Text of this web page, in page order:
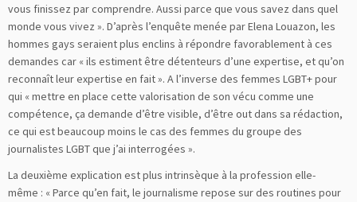
vous finissez par comprendre. Aussi parce que vous savez dans quel
monde vous vivez ». D’après l’enquête menée par Elena Louazon, les
hommes gays seraient plus enclins à répondre favorablement à ces
demandes car « ils estiment être détenteurs d’une expertise, et qu’on
reconnaît leur expertise en fait ». A l’inverse des femmes LGBT+ pour
qui « mettre en place cette valorisation de son vécu comme une
compétence, ça demande d’être visible, d’être out dans sa rédaction,
ce qui est beaucoup moins le cas des femmes du groupe des
journalistes LGBT que j’ai interrogées ».
La deuxième explication est plus intrinsèque à la profession elle-
même : « Parce qu’en fait, le journalisme repose sur des routines pour